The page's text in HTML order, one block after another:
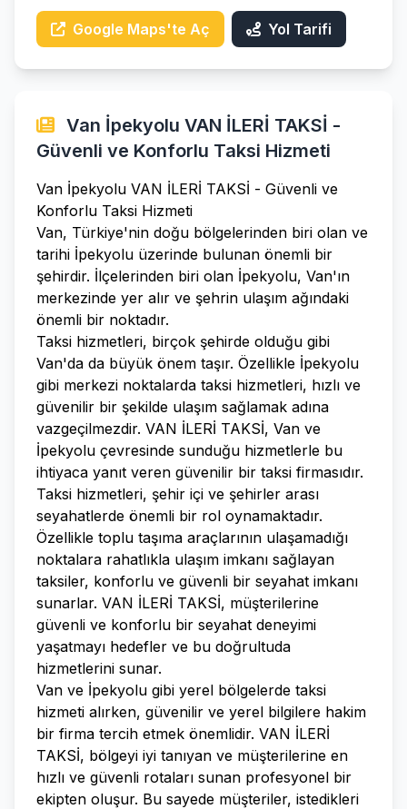
Google Maps'te Aç Yol Tarifi
Van İpekyolu VAN İLERİ TAKSİ -
Güvenli ve Konforlu Taksi Hizmeti
Van İpekyolu VAN İLERİ TAKSİ - Güvenli ve
Konforlu Taksi Hizmeti
Van, Türkiye'nin doğu bölgelerinden biri olan ve
tarihi İpekyolu üzerinde bulunan önemli bir
şehirdir. İlçelerinden biri olan İpekyolu, Van'ın
merkezinde yer alır ve şehrin ulaşım ağındaki
önemli bir noktadır.
Taksi hizmetleri, birçok şehirde olduğu gibi
Van'da da büyük önem taşır. Özellikle İpekyolu
gibi merkezi noktalarda taksi hizmetleri, hızlı ve
güvenilir bir şekilde ulaşım sağlamak adına
vazgeçilmezdir. VAN İLERİ TAKSİ, Van ve
İpekyolu çevresinde sunduğu hizmetlerle bu
ihtiyaca yanıt veren güvenilir bir taksi firmasıdır.
Taksi hizmetleri, şehir içi ve şehirler arası
seyahatlerde önemli bir rol oynamaktadır.
Özellikle toplu taşıma araçlarının ulaşamadığı
noktalara rahatlıkla ulaşım imkanı sağlayan
taksiler, konforlu ve güvenli bir seyahat imkanı
sunarlar. VAN İLERİ TAKSİ, müşterilerine
güvenli ve konforlu bir seyahat deneyimi
yaşatmayı hedefler ve bu doğrultuda
hizmetlerini sunar.
Van ve İpekyolu gibi yerel bölgelerde taksi
hizmeti alırken, güvenilir ve yerel bilgilere hakim
bir firma tercih etmek önemlidir. VAN İLERİ
TAKSİ, bölgeyi iyi tanıyan ve müşterilerine en
hızlı ve güvenli rotaları sunan profesyonel bir
ekipten oluşur. Bu sayede müşteriler, istedikleri